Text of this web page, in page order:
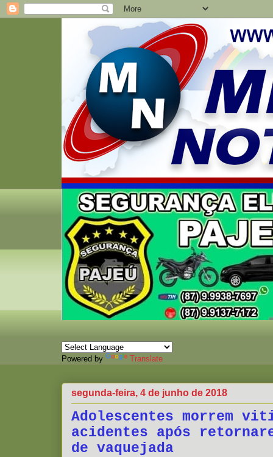
Powered by Translate
segunda-feira, 4 de junho de 2018
Adolescentes morrem
acidentes após
de vaquejada